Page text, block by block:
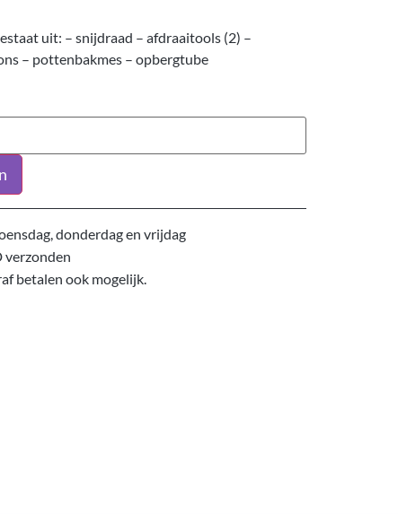
uit: – snijdraad – afdraaitools (2) –
– pottenbakmes – opbergtube
donderdag en vrijdag
verzonden
betalen ook mogelijk.